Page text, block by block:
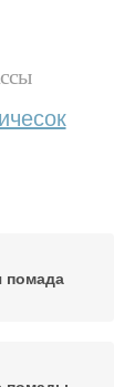
помада